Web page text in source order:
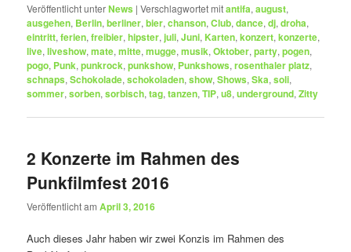
Veröffentlicht unterNews |Verschlagwortet mitantifa,august,
ausgehen, Berlin,berliner,bier,chanson,Club,dance,dj,droha,
eintritt,ferien,freibier,hipster,juli,Juni, Karten,konzert,konzerte,
live,liveshow,mate,mitte,mugge,musik,Oktober,party,pogen,
pogo, Punk,punkrock,punkshow, Punkshows,rosenthaler platz,
schnaps,Schokolade,schokoladen,show,Shows,Ska,soli,
sommer,sorben,sorbisch,tag,tanzen,TIP,u8,underground,Zitty
2 Konzerte im Rahmen des
Punkfilmfest 2016
Veröffentlicht amApril 3, 2016
Auch dieses Jahr haben wir zwei Konzis im Rahmen des